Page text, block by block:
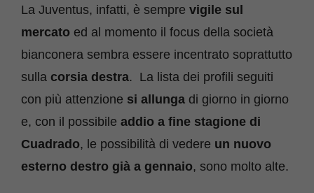
La Juventus, infatti, è sempre vigile sul
mercato ed al momento il focus della società
bianconera sembra essere incentrato soprattutto
sulla corsia destra. La lista dei profili seguiti
con più attenzione si allunga di giorno in giorno
e, con il possibile addio a fine stagione di
Cuadrado, le possibilità di vedere un nuovo
esterno destro già a gennaio, sono molto alte.